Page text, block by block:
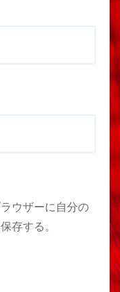
ウザーに自分の
存する。